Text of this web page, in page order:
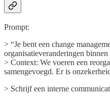
Prompt:
> “Je bent een change
organisatieveranderingen
> Context: We voeren een
samengevoegd. Er is
> Schrijf een interne